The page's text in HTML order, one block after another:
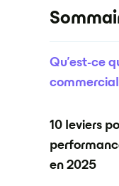
Qu'est-ce
10 leviers
en 2025